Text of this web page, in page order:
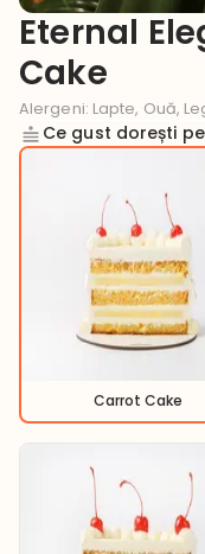
Eternal
Cake
Alergeni: Lapte, Ouă,
Ce gust dorești
Carrot Cake